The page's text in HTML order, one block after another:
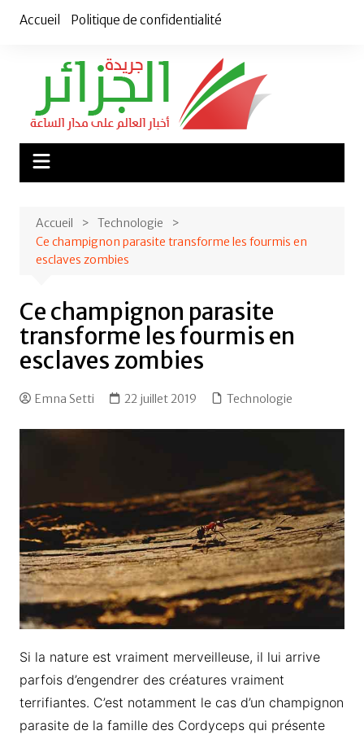
Accueil Politique de confidentialité
Accueil
Technologie
Ce champignon parasite transforme les fourmis en
esclaves zombies
Ce champignon parasite
transforme les fourmis en
esclaves zombies
Emna Setti 22 juillet 2019 Technologie
Si la nature est vraiment merveilleuse, il lui arrive
parfois d’engendrer des créatures vraiment
terrifiantes. C’est notamment le cas d’un champignon
parasite de la famille des Cordyceps qui présente